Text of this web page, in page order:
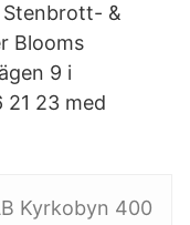
Stenbrott- &
Blooms
9 i
23 med
Kyrkobyn 400